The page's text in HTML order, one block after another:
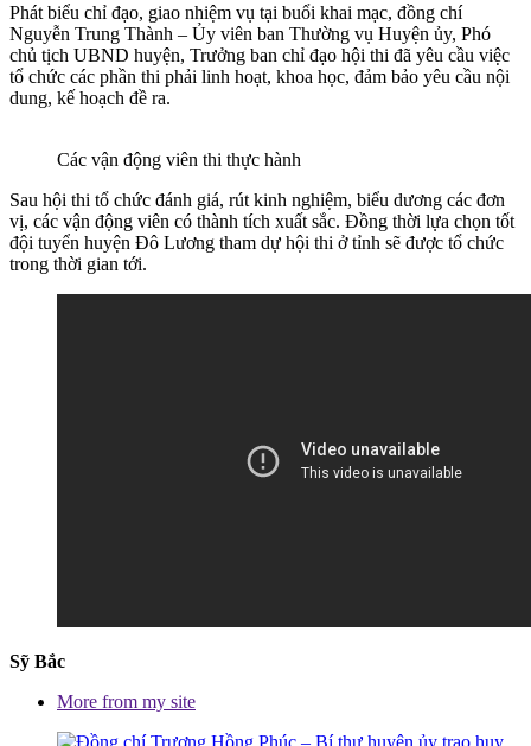
Phát biểu chỉ đạo, giao nhiệm vụ tại buổi khai mạc, đồng chí
Nguyễn Trung Thành – Ủy viên ban Thường vụ Huyện ủy, Phó
chủ tịch UBND huyện, Trưởng ban chỉ đạo hội thi đã yêu cầu việc
tổ chức các phần thi phải linh hoạt, khoa học, đảm bảo yêu cầu nội
dung, kế hoạch đề ra.
Các vận động viên thi thực hành
Sau hội thi tổ chức đánh giá, rút kinh nghiệm, biểu dương các đơn
vị, các vận động viên có thành tích xuất sắc. Đồng thời lựa chọn tốt
đội tuyển huyện Đô Lương tham dự hội thi ở tỉnh sẽ được tổ chức
trong thời gian tới.
Sỹ Bắc
More from my site